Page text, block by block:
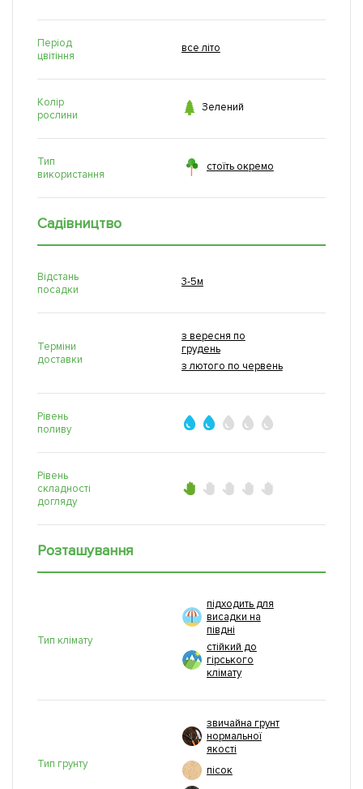
Період
цвітіння
все літо
Колір
рослини
 Зелений
Тип
використання
стоїть окремо
Садівництво
Відстань
посадки
3-5м
Терміни
доставки
з вересня по
грудень
з лютого по червень
Рівень
поливу
Рівень
складності
догляду
Розташування
Тип клімату
підходить для
висадки на
півдні
стійкий до
гірського
клімату
Тип грунту
звичайна грунт
нормальної
якості
пісок